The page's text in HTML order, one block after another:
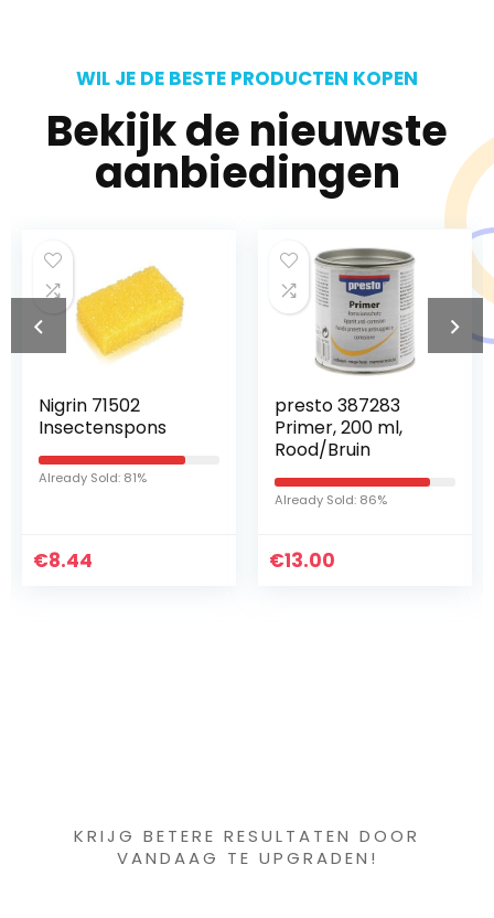
WIL JE DE BESTE PRODUCTEN KOPEN
Bekijk de nieuwste
aanbiedingen
Nigrin 71502
Insectenspons
Already Sold: 81%
€8.44
presto 387283
Primer, 200 ml,
Rood/Bruin
Already Sold: 86%
€13.00
KRIJG BETERE RESULTATEN DOOR
VANDAAG TE UPGRADEN!